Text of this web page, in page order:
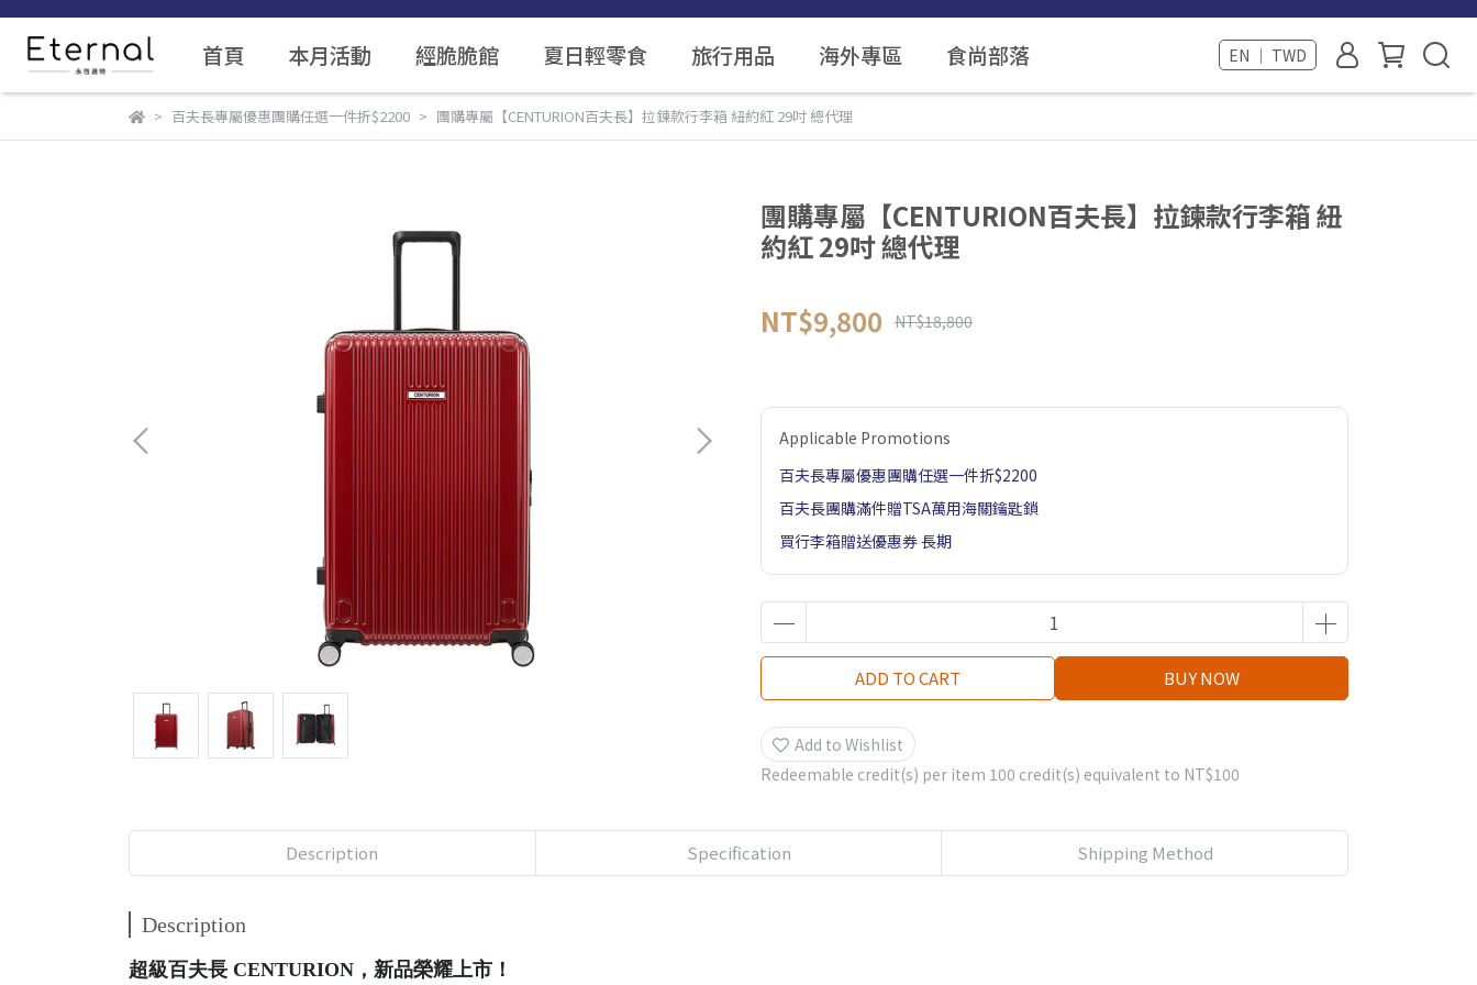
首頁 本月活動 經脆脆館 夏日輕零食 旅行用品 海外專區 食尚部落 EN ｜ TWD
百夫長專屬優惠團購任選一件折$2200 團購專屬【CENTURION百夫長】拉鍊款行李箱 紐約紅 29吋 總代理
團購專屬【CENTURION百夫長】拉鍊款行李箱 紐
約紅 29吋 總代理
NT$9,800 NT$18,800
Applicable Promotions
百夫長專屬優惠團購任選一件折$2200
百夫長團購滿件贈TSA萬用海關鑰匙鎖
買行李箱贈送優惠券 長期
ADD TO CART BUY NOW
Add to Wishlist
Redeemable credit(s) per item 100 credit(s) equivalent to NT$100
Description Specification Shipping Method
Description
超級百夫長 CENTURION，新品榮耀上市！